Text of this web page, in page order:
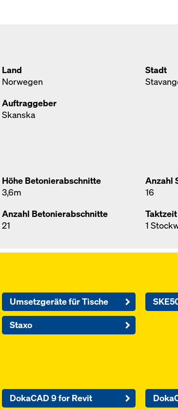
Land
Norwegen
Stadt
Auftraggeber
Skanska
Höhe Betonierabschnitte
3,6m
Anzahl
16
Anzahl Betonierabschnitte
21
Taktzeit
1
Umsetzgeräte für Tische
Staxo
DokaCAD 9 for Revit